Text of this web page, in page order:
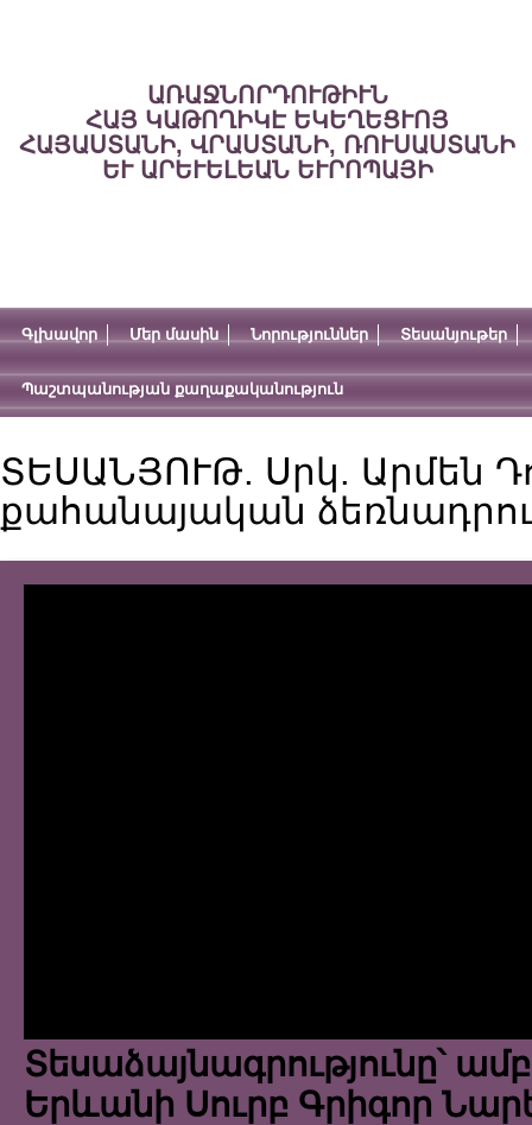
ԱՌԱՋՆՈՐԴՈՒԹԻՒՆ
ՀԱՅ ԿԱԹՈՂԻԿԷ ԵԿԵՂԵՑՒՈՅ
ՀԱՅԱՍՏԱՆԻ, ՎՐԱՍՏԱՆԻ, ՌՈՒՍԱՍՏԱՆԻ
ԵՒ ԱՐԵՒԵԼԵԱՆ ԵՒՐՈՊԱՅԻ
Գլխավոր Մեր մասին Նորություններ Տեսանյութեր
Պաշտպանության քաղաքականություն
ՏԵՍԱՆՅՈՒԹ. Սրկ. Արմեն
քահանայական
Տեսաձայնագրությունը՝
Երևանի Սուրբ Գրիգոր